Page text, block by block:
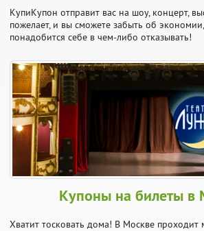
КупиКупон отправит вас на шоу, концерт,
пожелает, и вы сможете забыть об
понадобится себе в чем-либо отказывать!
Купоны на билеты в
Хватит тосковать дома! В Москве проходит